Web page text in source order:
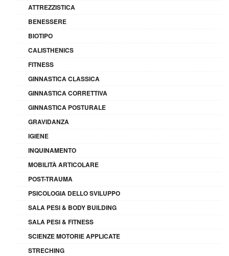
ATTREZZISTICA
BENESSERE
BIOTIPO
CALISTHENICS
FITNESS
GINNASTICA CLASSICA
GINNASTICA CORRETTIVA
GINNASTICA POSTURALE
GRAVIDANZA
IGIENE
INQUINAMENTO
MOBILITÀ ARTICOLARE
POST-TRAUMA
PSICOLOGIA DELLO SVILUPPO
SALA PESI & BODY BUILDING
SALA PESI & FITNESS
SCIENZE MOTORIE APPLICATE
STRECHING